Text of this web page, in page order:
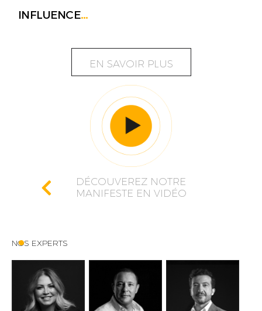
INFLUENCE...
EN SAVOIR PLUS
DÉCOUVEREZ NOTRE
MANIFESTE EN VIDÉO
NOS EXPERTS